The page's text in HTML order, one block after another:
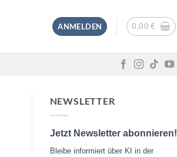
ANMELDEN 0,00€
NEWSLETTER
Jetzt Newsletter abonnieren!
Bleibe informiert über KI in der